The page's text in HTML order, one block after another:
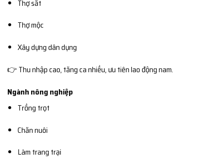
Thợ sắt
Thợ mộc
Xây dựng dân dụng
👉 Thu nhập cao, tăng ca nhiều, ưu tiên lao động nam.
Ngành nông nghiệp
Trồng trọt
Chăn nuôi
Làm trang trại